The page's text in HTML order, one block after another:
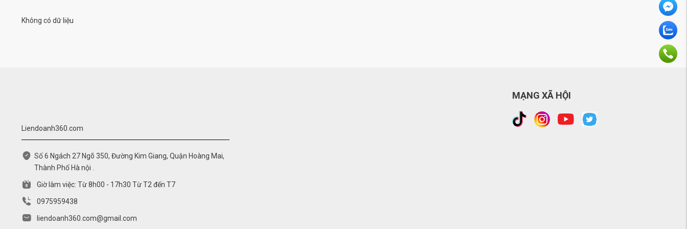
Không có dữ liệu
Liendoanh360.com
Số 6 Ngách 27 Ngõ 350, Đường Kim Giang, Quận Hoàng Mai,
Thành Phố Hà nội .
Giờ làm việc: Từ 8h00 - 17h30 Từ T2 đến T7
0975959438
liendoanh360.com@gmail.com
MẠNG XÃ HỘI